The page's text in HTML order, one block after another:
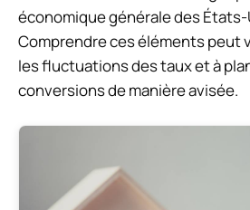
économique générale des États-
Comprendre ces éléments peut
les fluctuations des taux et à
conversions de manière avisée.